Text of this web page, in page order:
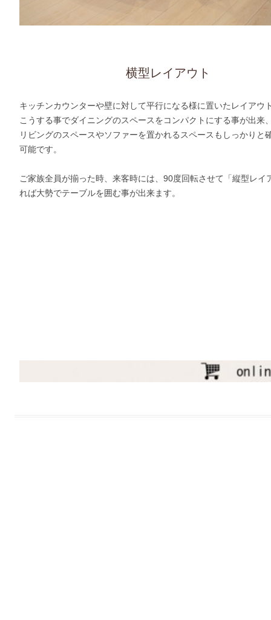
横型レイアウト
キッチンカウンターや壁に対して平行になる様に置いたレイアウ
こうする事でダイニングのスペースをコンパクトにする事が出来
リビングのスペースやソファーを置かれるスペースもしっかりと
可能です。
ご家族全員が揃った時、来客時には、90度回転させて「縦型レイ
れば大勢でテーブルを囲む事が出来ます。